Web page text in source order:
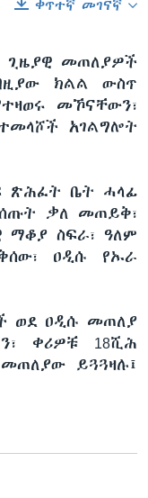
ቀጥተኛ መገናኛ
ጊዜያዊ መጠለያዎች
ክልል ውስጥ
መኾናቸውን፣
አገልግሎት
ጽሕፈት ቤት ሓላፊ
ቃለ መጠይቅ፣
ማቆያ ስፍራ፣ ዓለም
ዐዲሱ የኡራ
ወደ ዐዲሱ መጠለያ
ቀሪዎቹ 18ሺሕ
ይጓጓዛሉ፤